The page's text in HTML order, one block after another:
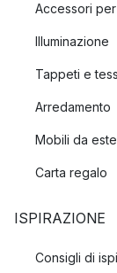
Accessori
Illuminazione
Tappeti e
Arredamento
Mobili da
Carta regalo
ISPIRAZIONE
Consigli di